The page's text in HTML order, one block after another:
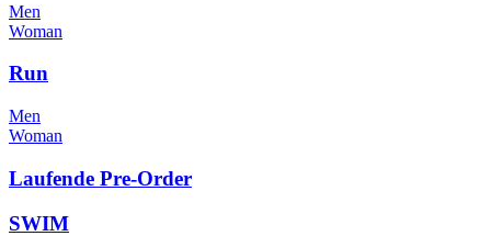
Men
Woman
Run
Men
Woman
Laufende Pre-Order
SWIM